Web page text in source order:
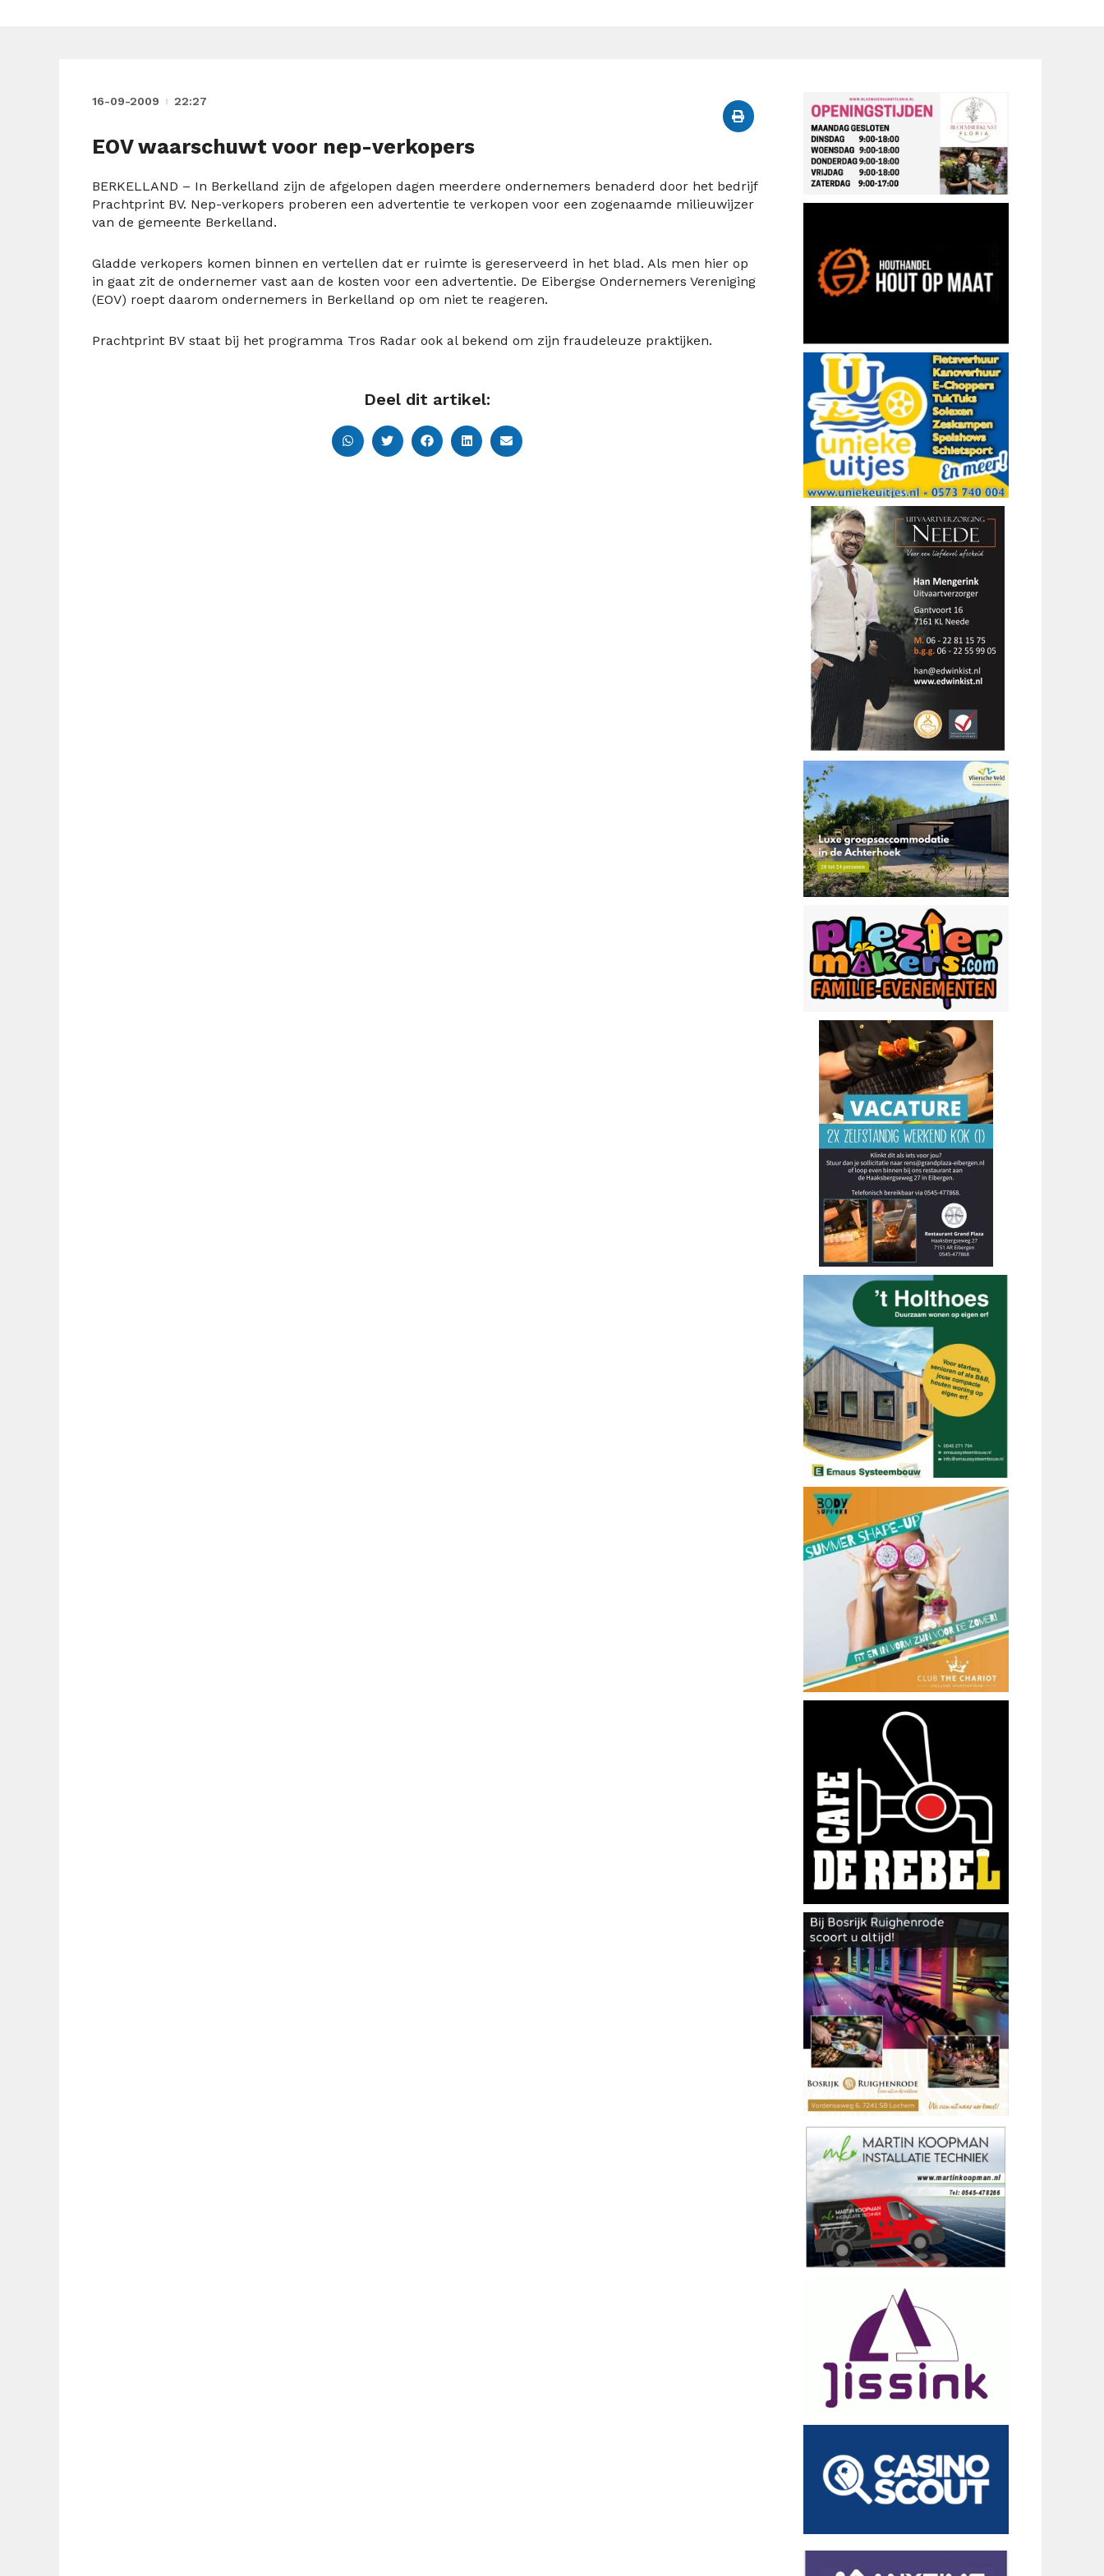
16-09-2009 22:27
EOV waarschuwt voor nep-verkopers
BERKELLAND – In Berkelland zijn de afgelopen dagen meerdere ondernemers benaderd door het bedrijf
Prachtprint BV. Nep-verkopers proberen een advertentie te verkopen voor een zogenaamde milieuwijzer
van de gemeente Berkelland.
Gladde verkopers komen binnen en vertellen dat er ruimte is gereserveerd in het blad. Als men hier op
in gaat zit de ondernemer vast aan de kosten voor een advertentie. De Eibergse Ondernemers Vereniging
(EOV) roept daarom ondernemers in Berkelland op om niet te reageren.
Prachtprint BV staat bij het programma Tros Radar ook al bekend om zijn fraudeleuze praktijken.
Deel dit artikel: